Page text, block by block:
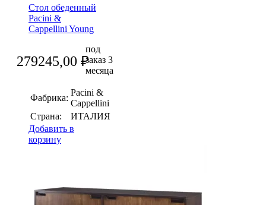
Стол обеденный
Pacini &
Cappellini Young
279245,00₽
под
заказ 3
месяца
Фабрика:
Pacini &
Cappellini
Страна:
ИТАЛИЯ
Добавить в
корзину